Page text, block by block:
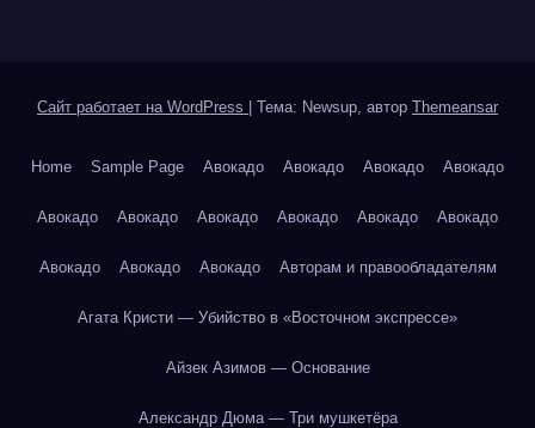
Сайт работает на WordPress Тема: Newsup, автор Themeansar
Home Sample Page Авокадо Авокадо Авокадо Авокадо
Авокадо Авокадо Авокадо Авокадо Авокадо Авокадо
Авокадо Авокадо Авокадо Авторам и правообладателям
Агата Кристи — Убийство в «Восточном экспрессе»
Айзек Азимов — Основание
Александр Дюма — Три мушкетёра